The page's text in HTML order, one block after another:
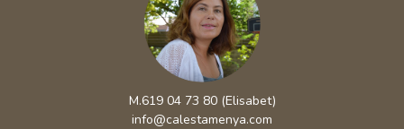
M.619 04 73 80 (Elisabet)
info@calestamenya.com
Présentation